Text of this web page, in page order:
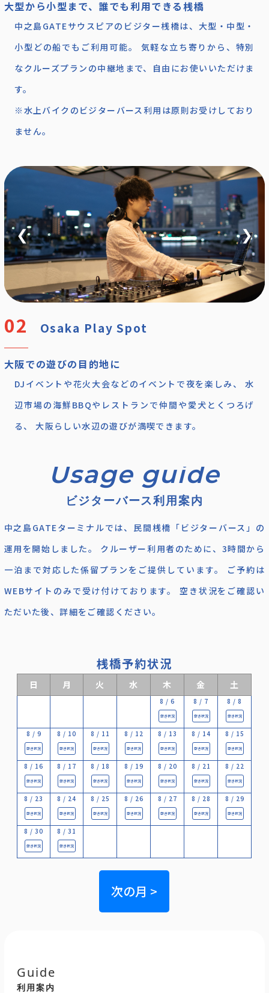
大型から小型まで、誰でも利用できる桟橋
中之島GATEサウスピアのビジター桟橋は、大型・中型・
小型どの船でもご利用可能。 気軽な立ち寄りから、特別
なクルーズプランの中継地まで、自由にお使いいただけま
す。
※水上バイクのビジターバース利用は原則お受けしており
ません。
Osaka Play Spot
大阪での遊びの目的地に
DJイベントや花火大会などのイベントで夜を楽しみ、 水
辺市場の海鮮BBQやレストランで仲間や愛犬とくつろげ
る、 大阪らしい水辺の遊びが満喫できます。
❮ ❯
ビジターバース利用案内
中之島GATEターミナルでは、民間桟橋「ビジターバース」の
運用を開始しました。 クルーザー利用者のために、3時間から
一泊まで対応した係留プランをご提供しています。 ご予約は
WEBサイトのみで受け付けております。 空き状況をご確認い
ただいた後、詳細をご確認ください。
桟橋予約状況
日 月 火 水 木 金 土
8 / 6
空き状況
8 / 7
空き状況
8 / 8
空き状況
8 / 9
空き状況
8 / 10
空き状況
8 / 11
空き状況
8 / 12
空き状況
8 / 13
空き状況
8 / 14
空き状況
8 / 15
空き状況
8 / 16
空き状況
8 / 17
空き状況
8 / 18
空き状況
8 / 19
空き状況
8 / 20
空き状況
8 / 21
空き状況
8 / 22
空き状況
8 / 23
空き状況
8 / 24
空き状況
8 / 25
空き状況
8 / 26
空き状況
8 / 27
空き状況
8 / 28
空き状況
8 / 29
空き状況
8 / 30
空き状況
8 / 31
空き状況
次の月 >
Guide
利用案内